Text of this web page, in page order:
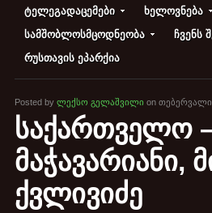
ტელეგადაცემები
ხელოვნება
სამშობლოსმცოდნეობა
ჩვენს
რუსთავის ეპარქია
Posted by ლექსო გელაშვილი on თებერვალი
საქართველო
მაჭავარიანი,
ქვლივიძე